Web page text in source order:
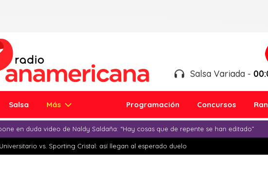
Salsa Variada -
Salsa Más Programación Concursos
en duda video de Naldy Saldaña: “Hay cosas que de repente se han editado”
Universitario vs. Sporting Cristal: así llegan al esperado duelo